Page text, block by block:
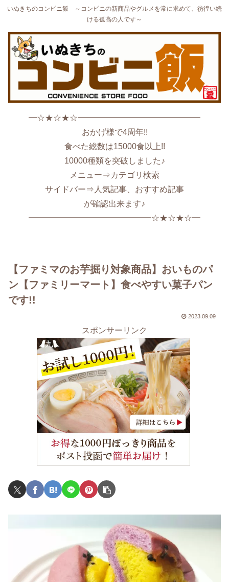
いぬきちのコンビニ飯 ～コンビニの新商品やグルメを常に求めて、彷徨い続
ける孤高の人です～
━☆★☆★☆━━━━━━━━━━━━━━━
おかげ様で4周年!!
食べた総数は15000食以上!!
10000種類を突破しました♪
メニュー⇒カテゴリ検索
サイドバー⇒人気記事、おすすめ記事
が確認出来ます♪
━━━━━━━━━━━━━━━☆★☆★☆━
【ファミマのお芋掘り対象商品】おいものパ
ン【ファミリーマート】食べやすい菓子パン
です!!
2023.09.09
スポンサーリンク